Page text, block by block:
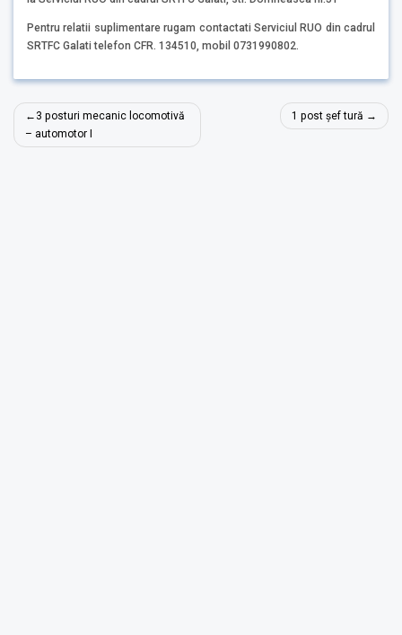
Pentru relatii suplimentare rugam contactati Serviciul RUO din cadrul
SRTFC Galati telefon CFR. 134510, mobil 0731990802.
Navigare
în
3 posturi mecanic locomotivă
– automotor I
1 post șef tură